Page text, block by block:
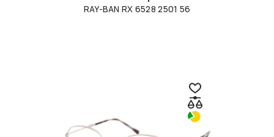
RAY-BAN RX 6528 2501 56